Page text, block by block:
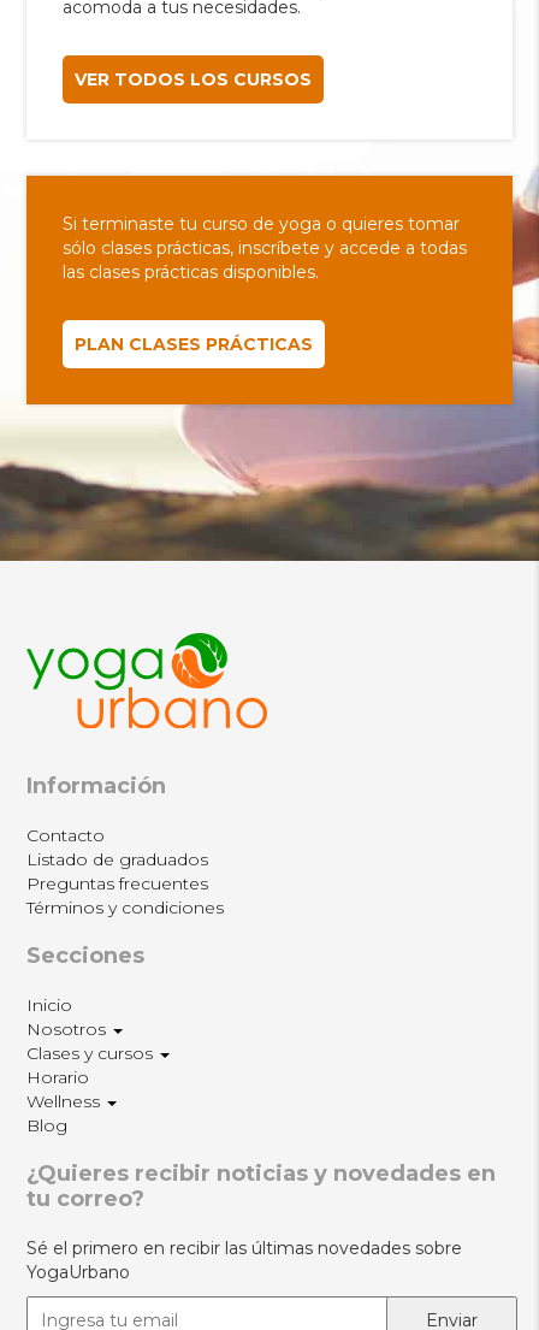
acomoda a tus necesidades.
VER TODOS LOS CURSOS
Si terminaste tu curso de yoga o quieres tomar
sólo clases prácticas, inscríbete y accede a todas
las clases prácticas disponibles.
PLAN CLASES PRÁCTICAS
Información
Contacto
Listado de graduados
Preguntas frecuentes
Términos y condiciones
Secciones
Inicio
Nosotros
Clases y cursos
Horario
Wellness
Blog
¿Quieres recibir noticias y novedades en
tu correo?
Sé el primero en recibir las últimas novedades sobre
YogaUrbano